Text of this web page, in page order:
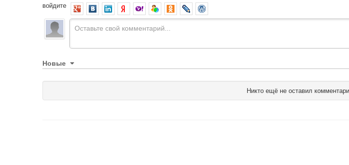
войдите
Новые
Никто ещё не оставил